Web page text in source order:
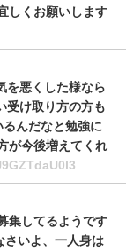
しくお願いします
を悪くした様なら
受け取り方の方も
んだなと勉強に
が今後増えてくれ
集してるようです
さいよ、一人身は